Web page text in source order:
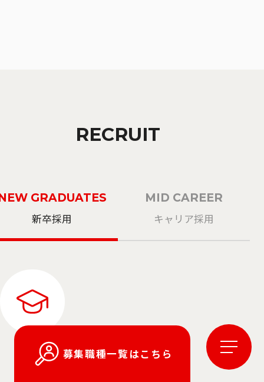
募集職種一覧はこちら
RECRUIT
GRADUATES
新卒採用
MID CAREER
キャリア採用
2027年度新卒採用